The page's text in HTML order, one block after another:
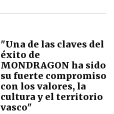
"Una de las claves del
éxito de
MONDRAGON ha sido
su fuerte compromiso
con los valores, la
cultura y el territorio
vasco"